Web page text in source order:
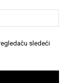
sledeći